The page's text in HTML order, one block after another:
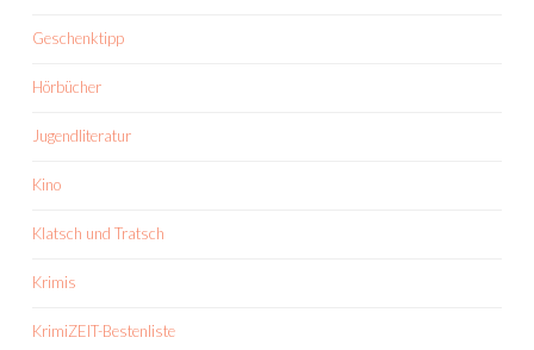
Geschenktipp
Hörbücher
Jugendliteratur
Kino
Klatsch und Tratsch
Krimis
KrimiZEIT-Bestenliste